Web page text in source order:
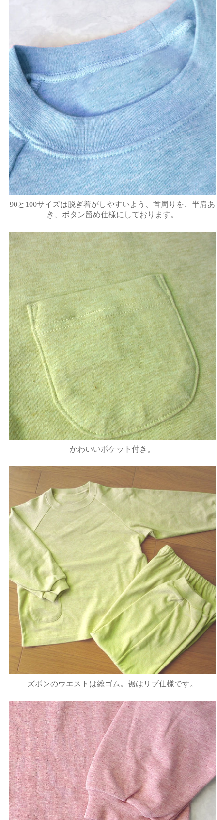
90と100サイズは脱ぎ着がしやすいよう、首周りを、半肩あ
き、ボタン留め仕様にしております。
かわいいポケット付き。
ズボンのウエストは総ゴム。裾はリブ仕様です。